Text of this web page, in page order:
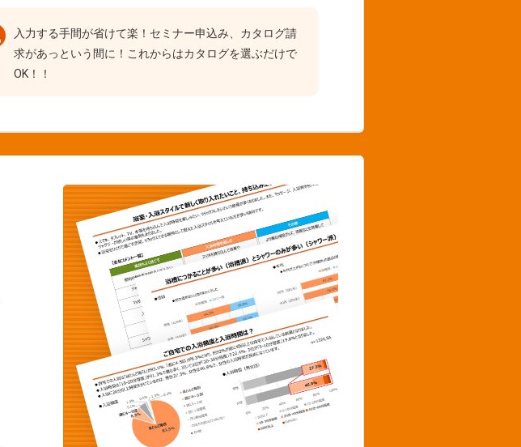
入力する手間が省けて楽！セミナー申込み、カタログ請
求があっという間に！これからはカタログを選ぶだけで
OK！！